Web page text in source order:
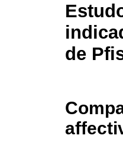
de